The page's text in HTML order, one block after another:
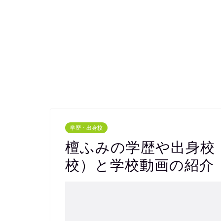
学歴・出身校
檀ふみの学歴や出身校
校）と学校動画の紹介